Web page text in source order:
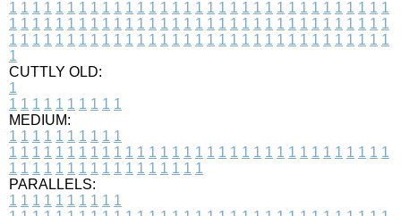
1 1 1 1 1 1 1 1 1 1 1 1 1 1 1 1 1 1 1 1 1 1 1 1 1 1 1 1 1 1 1 1 1
1 1 1 1 1 1 1 1 1 1 1 1 1 1 1 1 1 1 1 1 1 1 1 1 1 1 1 1 1 1 1 1 1
1 1 1 1 1 1 1 1 1 1 1 1 1 1 1 1 1 1 1 1 1 1 1 1 1 1 1 1 1 1 1 1 1
1
CUTTLY OLD:
1
1 1 1 1 1 1 1 1 1 1
MEDIUM:
1 1 1 1 1 1 1 1 1 1
1 1 1 1 1 1 1 1 1 1 1 1 1 1 1 1 1 1 1 1 1 1 1 1 1 1 1 1 1 1 1 1 1
1 1 1 1 1 1 1 1 1 1 1 1 1 1 1 1 1
PARALLELS:
1 1 1 1 1 1 1 1 1 1